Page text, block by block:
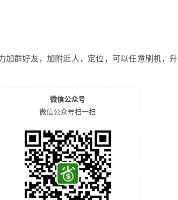
加群好友，加附近人，定位，可以任意刷机，升
微信公众号
微信公众号扫一扫